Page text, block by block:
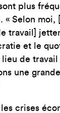
plus
« Selon moi,
travail]
et le
de travail
une
les crises